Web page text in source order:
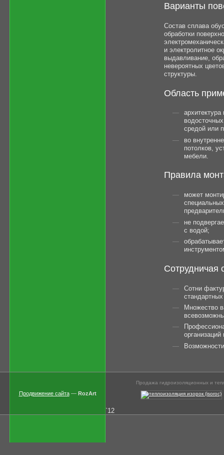
Варианты
Состав сплава
обработки
и электролитное
выдавливание,
невероятных
структуры.
Область
средой или
во
потолков,
мебели.
Правила
может
не
с водой;
Сотрудничая
Сотни
Множество
Продвижение сайта— RozArt
Продажа гидроизоляционных и
`12